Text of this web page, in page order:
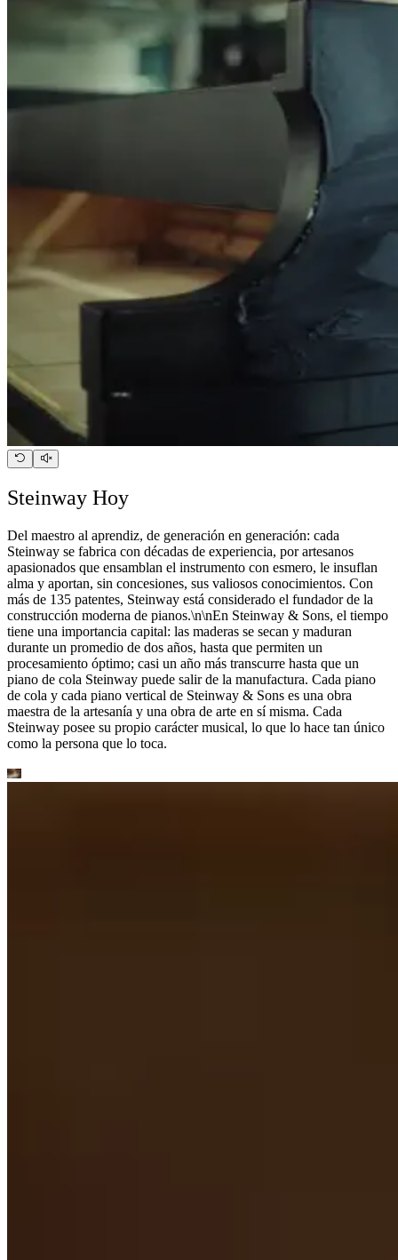
Steinway Hoy
Del maestro al aprendiz, de generación en generación: cada
Steinway se fabrica con décadas de experiencia, por artesanos
apasionados que ensamblan el instrumento con esmero, le insuflan
alma y aportan, sin concesiones, sus valiosos conocimientos. Con
más de 135 patentes, Steinway está considerado el fundador de la
construcción moderna de pianos.\n\nEn Steinway ⁠&⁠ Sons, el tiempo
tiene una importancia capital: las maderas se secan y maduran
durante un promedio de dos años, hasta que permiten un
procesamiento óptimo; casi un año más transcurre hasta que un
piano de cola Steinway puede salir de la manufactura. Cada piano
de cola y cada piano vertical de Steinway ⁠&⁠ Sons es una obra
maestra de la artesanía y una obra de arte en sí misma. Cada
Steinway posee su propio carácter musical, lo que lo hace tan único
como la persona que lo toca.